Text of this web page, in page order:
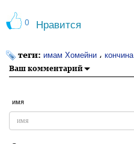
0 Нравится
теги: имам Хомейни ، кончина
Ваш комментарий
имя